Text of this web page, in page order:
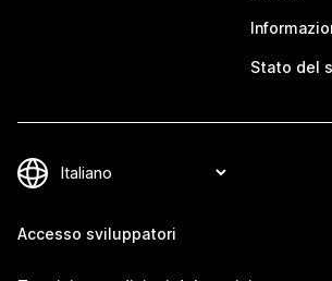
Stato del
Accesso sviluppatori